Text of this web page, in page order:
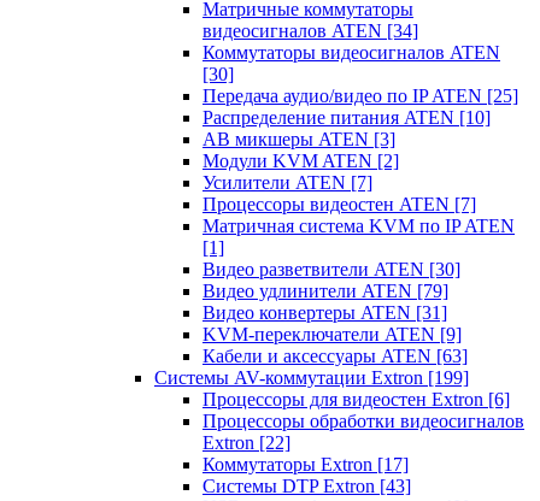
Матричные коммутаторы
видеосигналов ATEN [34]
Коммутаторы видеосигналов ATEN
[30]
Передача аудио/видео по IP ATEN [25]
Распределение питания ATEN [10]
АВ микшеры ATEN [3]
Модули KVM ATEN [2]
Усилители ATEN [7]
Процессоры видеостен ATEN [7]
Матричная система KVM по IP ATEN
[1]
Видео разветвители ATEN [30]
Видео удлинители ATEN [79]
Видео конвертеры ATEN [31]
KVM-переключатели ATEN [9]
Кабели и аксессуары ATEN [63]
Системы AV-коммутации Extron [199]
Процессоры для видеостен Extron [6]
Процессоры обработки видеосигналов
Extron [22]
Коммутаторы Extron [17]
Системы DTP Extron [43]